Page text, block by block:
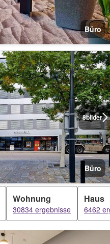
Büro
8bilder
Büro
Wohnung
30834 ergebnisse
Haus
6462